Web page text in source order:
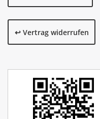
↩️ Vertrag widerrufen